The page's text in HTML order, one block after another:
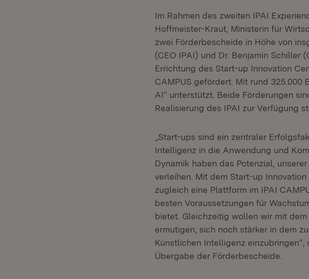
Im Rahmen des zweiten IPAI
Hoffmeister-Kraut, Ministerin für
zwei Förderbescheide in Höhe von
(CEO IPAI) und Dr. Benjamin Schiller
Errichtung des Start-up Innovation
CAMPUS gefördert. Mit rund 325.000
AI“ unterstützt. Beide Förderungen
Realisierung des IPAI zur Verfügung
„Start-ups sind ein zentraler
Intelligenz in die Anwendung und
Dynamik haben das Potenzial,
verleihen. Mit dem Start-up
zugleich eine Plattform im IPAI
besten Voraussetzungen für
bietet. Gleichzeitig wollen wir mit dem
ermutigen, sich noch stärker in dem
Künstlichen Intelligenz
Übergabe der Förderbescheide.